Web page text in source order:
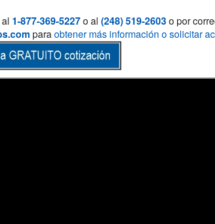
1-877-369-5227o al (248) 519-2603o por
paraobtener más información o solicitar